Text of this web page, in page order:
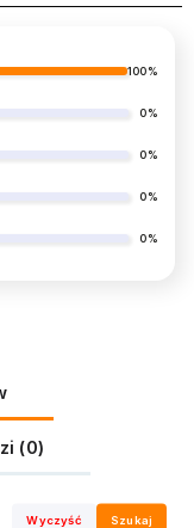
100%
0%
0%
0%
0%
(0)
Wyczyść Szukaj